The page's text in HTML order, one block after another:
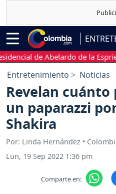
de Abelardo de la Espriella
Entretenimiento Noticias
Revelan
un paparazzi
Shakira
Por: Linda Hernández •
Lun, 19 Sep 2022 1:36 pm
Comparte en: